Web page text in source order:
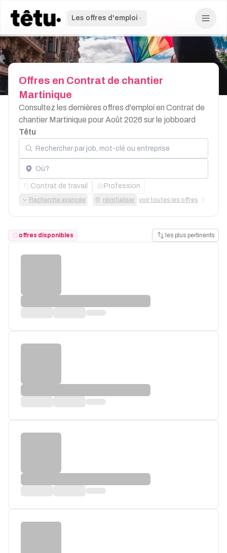
Les offres d'emploi
Offres en Contrat de chantier
Martinique
Consultez les dernières offres d'emploi en Contrat de
chantier Martinique pour Août 2026 sur le jobboard
Têtu
Rechercher par job, mot-clé ou entreprise
Localisation
Contrat de travail Profession
Recherche avancée réinitialiser voir toutes les offres
offres disponibles les plus pertinents